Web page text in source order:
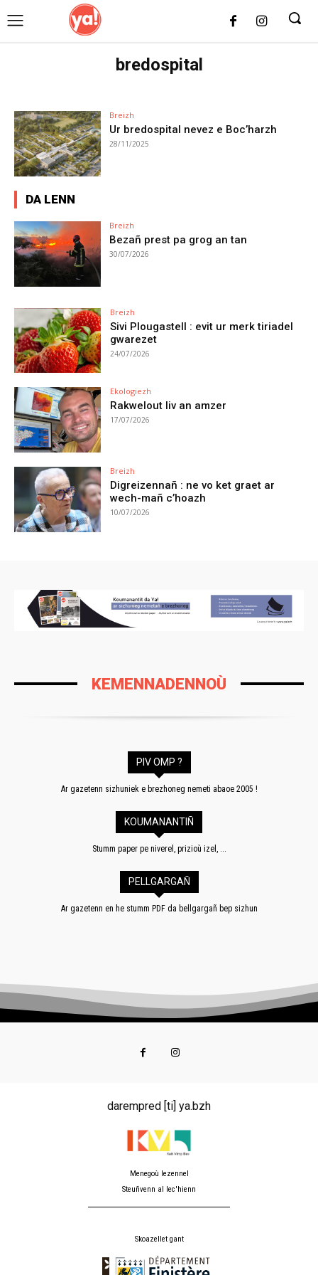
bredospital
Breizh
Ur bredospital nevez e Boc’harzh
28/11/2025
DA LENN
Breizh
Bezañ prest pa grog an tan
30/07/2026
Breizh
Sivi Plougastell : evit ur merk tiriadel
gwarezet
24/07/2026
Ekologiezh
Rakwelout liv an amzer
17/07/2026
Breizh
Digreizennañ : ne vo ket graet ar
wech-mañ c’hoazh
10/07/2026
KEMENNADENNOÙ
PIV OMP ?
Ar gazetenn sizhuniek e brezhoneg nemeti abaoe 2005 !
KOUMANANTIÑ
Stumm paper pe niverel, prizioù izel, ...
PELLGARGAÑ
Ar gazetenn en he stumm PDF da bellgargañ bep sizhun
darempred [ti] ya.bzh
Menegoù lezennel
Steuñvenn al lec'hienn
Skoazellet gant